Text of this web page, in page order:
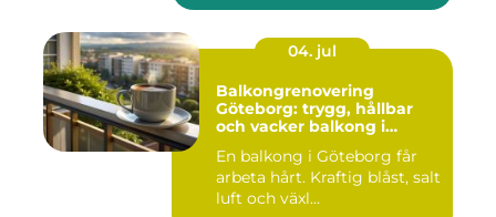
04. jul
Balkongrenovering
Göteborg: trygg, hållbar
och vacker balkong i
En balkong i Göteborg får
arbeta hårt. Kraftig blåst, salt
luft och växl...